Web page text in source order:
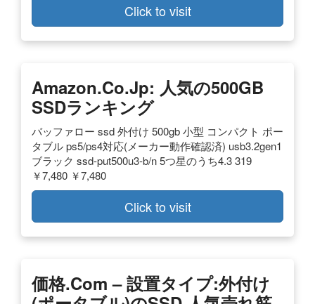
Click to visit
Amazon.co.jp: 人気の500GB
SSDランキング
バッファロー ssd 外付け 500gb 小型 コンパクト ポー
タブル ps5/ps4対応(メーカー動作確認済) usb3.2gen1
ブラック ssd-put500u3-b/n 5つ星のうち4.3 319
￥7,480 ￥7,480
Click to visit
価格.com – 設置タイプ:外付け